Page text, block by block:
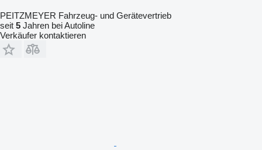
PEITZMEYER Fahrzeug- und Gerätevertrieb
seit 5 Jahren bei Autoline
Verkäufer kontaktieren